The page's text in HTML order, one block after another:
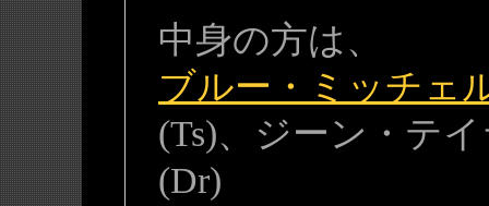
中身の方は、
ブルー・ミッチェ
(Ts)、ジーン・テ
(Dr)